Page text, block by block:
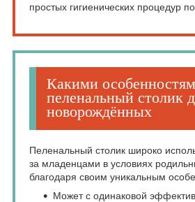
простых гигиенических процедур
Какими
пеленальный столик
новорождённых
Пеленальный столик широко
за младенцами в условиях
благодаря своим уникальным
Может с одинаковой